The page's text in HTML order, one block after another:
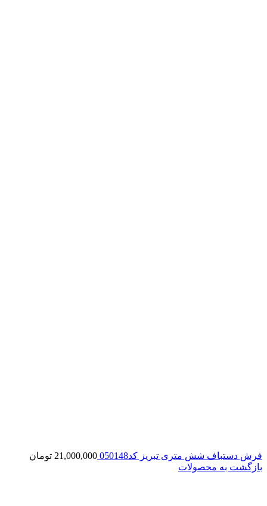
فرش دستباف شش متری تبریز کد050148 21,000,000 تومان
بازگشت به محصولات